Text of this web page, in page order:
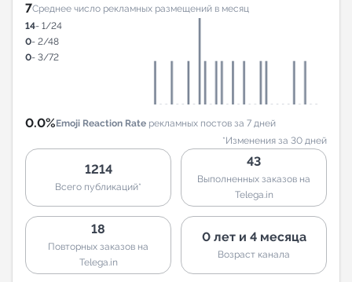
7Среднее число рекламных размещений в месяц
14- 1/24
0- 2/48
0- 3/72
0.0%Emoji Reaction Rate рекламных постов за 7 дней
*Изменения за 30 дней
1214
Всего публикаций*
43
Выполненных заказов на
Telega.in
18
Повторных заказов на
Telega.in
0 лет и 4 месяца
Возраст канала